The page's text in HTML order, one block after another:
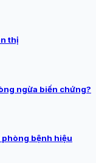
thị
ngừa biến chứng?
bệnh hiệu